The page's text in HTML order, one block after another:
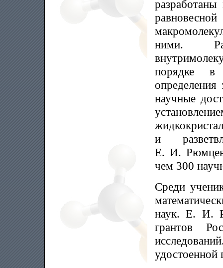
разработаны
ними.
порядке
определения
научные
и
Е. И.
чем 300
Среди
наук. Е. И.
грантов
удостоенной